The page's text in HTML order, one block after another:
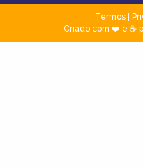
Termos|
Criado com ❤️ e ☕